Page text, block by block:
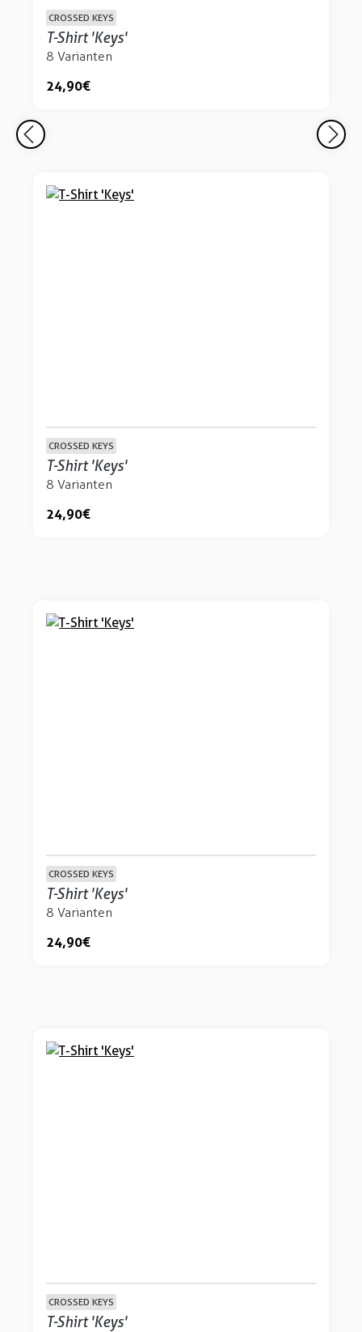
CROSSED KEYS
T-Shirt 'Keys'
8 Varianten
24,90 €
CROSSED KEYS
T-Shirt 'Keys'
8 Varianten
24,90 €
CROSSED KEYS
T-Shirt 'Keys'
8 Varianten
24,90 €
CROSSED KEYS
T-Shirt 'Keys'